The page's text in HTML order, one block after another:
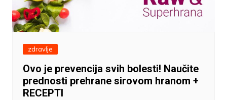
zdravlje
Ovo je prevencija svih bolesti! Naučite
prednosti prehrane sirovom hranom +
RECEPTI